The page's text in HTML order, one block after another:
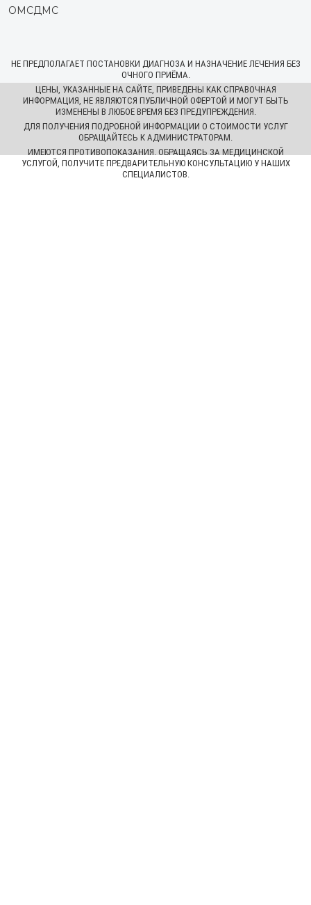
ОМСДМС
НЕ ПРЕДПОЛАГАЕТ ПОСТАНОВКИ ДИАГНОЗА И НАЗНАЧЕНИЕ ЛЕЧЕНИЯ БЕЗ
ОЧНОГО ПРИЁМА.
ЦЕНЫ, УКАЗАННЫЕ НА САЙТЕ, ПРИВЕДЕНЫ КАК СПРАВОЧНАЯ
ИНФОРМАЦИЯ, НЕ ЯВЛЯЮТСЯ ПУБЛИЧНОЙ ОФЕРТОЙ И МОГУТ БЫТЬ
ИЗМЕНЕНЫ В ЛЮБОЕ ВРЕМЯ БЕЗ ПРЕДУПРЕЖДЕНИЯ.
ДЛЯ ПОЛУЧЕНИЯ ПОДРОБНОЙ ИНФОРМАЦИИ О СТОИМОСТИ УСЛУГ
ОБРАЩАЙТЕСЬ К АДМИНИСТРАТОРАМ.
ИМЕЮТСЯ ПРОТИВОПОКАЗАНИЯ. ОБРАЩАЯСЬ ЗА МЕДИЦИНСКОЙ
УСЛУГОЙ, ПОЛУЧИТЕ ПРЕДВАРИТЕЛЬНУЮ КОНСУЛЬТАЦИЮ У НАШИХ
СПЕЦИАЛИСТОВ.